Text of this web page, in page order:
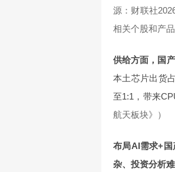
源：财联社
相关个股和产
供给方面，国
本土芯片出货
至1:1，带来
航天板块》）
布局AI需求+国
杂、投资分析